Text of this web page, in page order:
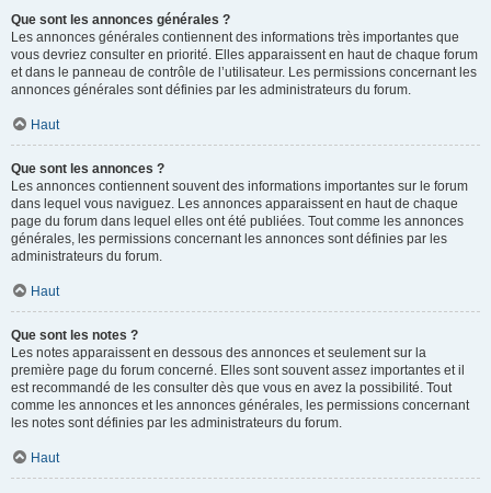
Que sont les annonces générales ?
Les annonces générales contiennent des informations très importantes que
vous devriez consulter en priorité. Elles apparaissent en haut de chaque forum
et dans le panneau de contrôle de l’utilisateur. Les permissions concernant les
annonces générales sont définies par les administrateurs du forum.
Haut
Que sont les annonces ?
Les annonces contiennent souvent des informations importantes sur le forum
dans lequel vous naviguez. Les annonces apparaissent en haut de chaque
page du forum dans lequel elles ont été publiées. Tout comme les annonces
générales, les permissions concernant les annonces sont définies par les
administrateurs du forum.
Haut
Que sont les notes ?
Les notes apparaissent en dessous des annonces et seulement sur la
première page du forum concerné. Elles sont souvent assez importantes et il
est recommandé de les consulter dès que vous en avez la possibilité. Tout
comme les annonces et les annonces générales, les permissions concernant
les notes sont définies par les administrateurs du forum.
Haut